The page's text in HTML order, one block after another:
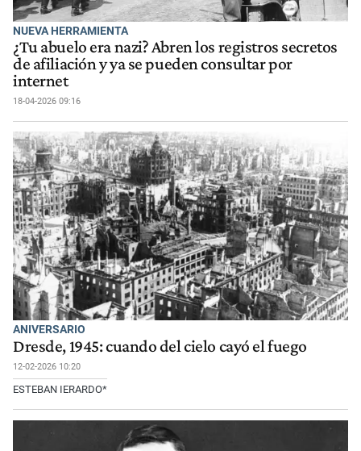
NUEVA HERRAMIENTA
¿Tu abuelo era nazi? Abren los registros secretos
de afiliación y ya se pueden consultar por
internet
18-04-2026 09:16
ANIVERSARIO
Dresde, 1945: cuando del cielo cayó el fuego
12-02-2026 10:20
ESTEBAN IERARDO*